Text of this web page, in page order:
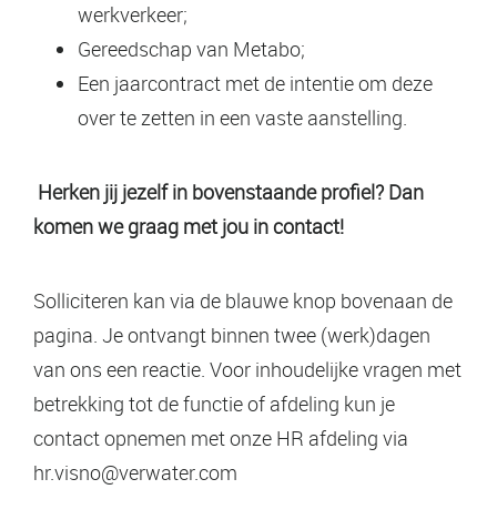
werkverkeer;
Gereedschap van Metabo;
Een jaarcontract met de intentie om deze
over te zetten in een vaste aanstelling.
Herken jij jezelf in bovenstaande profiel? Dan
komen we graag met jou in contact!
Solliciteren kan via de blauwe knop bovenaan de
pagina. Jeontvangt binnen twee (werk)dagen
van ons een reactie. Voor inhoudelijke vragen met
betrekking tot de functie of afdeling kun je
contact opnemen met onze HR afdeling via
hr.visno@verwater.com